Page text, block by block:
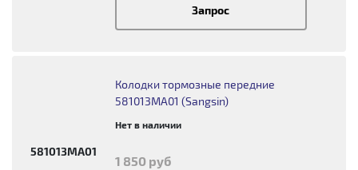
Запрос
581013MA01
Колодки тормозные передние
581013MA01 (Sangsin)
Нет в наличии
1 850 руб